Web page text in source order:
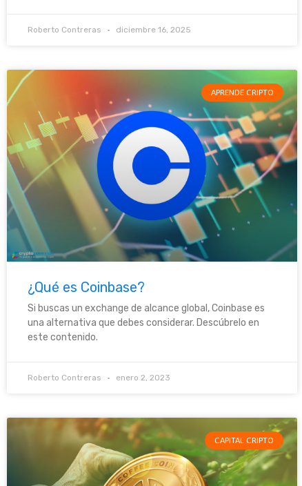
Roberto Contreras diciembre 16, 2025
APRENDE CRIPTO
¿Qué es Coinbase?
Si buscas un exchange de alcance global, Coinbase es
una alternativa que debes considerar. Descúbrelo en
este contenido.
Roberto Contreras enero 2, 2023
CAPITAL CRIPTO